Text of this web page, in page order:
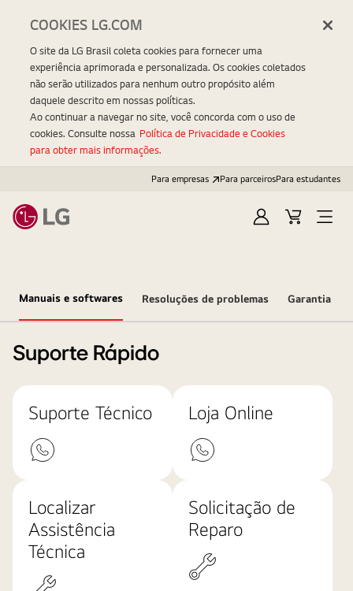
Para empresas Para parceirosPara estudantes
EntrarCarrinhoOpen
Manuais e softwares Resoluções de problemas Garantia
Suporte Rápido
Suporte Técnico Loja Online
Localizar
Assistência
Técnica
Solicitação de
Reparo
COOKIES LG.COM
O site da LG Brasil coleta cookies para fornecer uma
experiência aprimorada e personalizada. Os cookies coletados
não serão utilizados para nenhum outro propósito além
daquele descrito em nossas políticas.
Ao continuar a navegar no site, você concorda com o uso de
cookies. Consulte nossa Política de Privacidade e Cookies
para obter mais informações.